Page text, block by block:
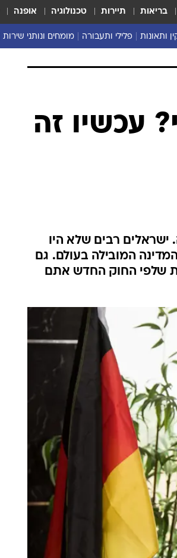
בריאות תיירות טכנולוגיה אופנה
ותאונות פלילי ותעבורה מומחים ונותני שירות
עכשיו זה
רבים שלא היו
המובילה בעולם. גם
שלפי החוק החדש אתם